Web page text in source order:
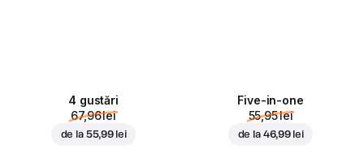
4 gustări
67,96 lei
de la 55,99 lei
Five-in-one
55,95 lei
de la 46,99 lei